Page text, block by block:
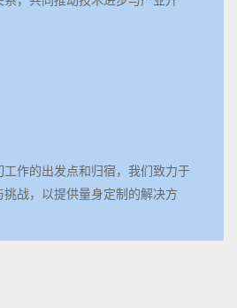
作的出发点和归宿，我们致力于
战，以提供量身定制的解决方